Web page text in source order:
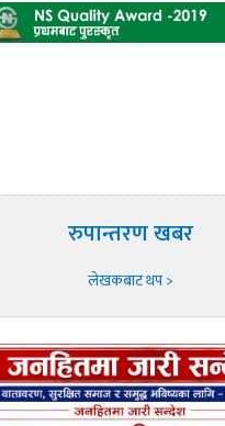
रुपान्तरण खबर
लेखकबाट थप >